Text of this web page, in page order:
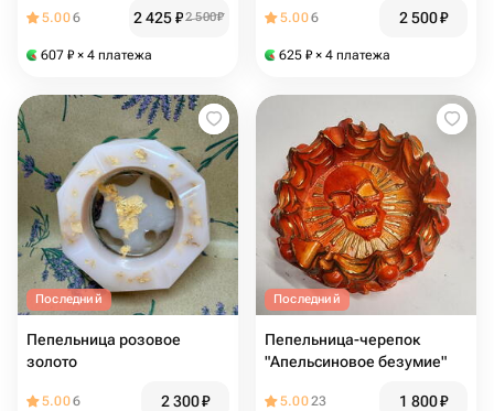
5.006 2 425₽2 500₽
607 ₽ × 4 платежа
5.006 2 500₽
625 ₽ × 4 платежа
Последний
Пепельница розовое
золото
5.006 2 300₽
Последний
Пепельница-черепок
"Апельсиновое безумие"
5.0023 1 800₽